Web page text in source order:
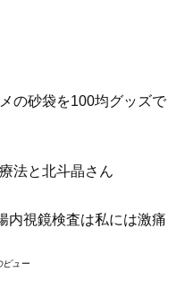
の砂袋を100均グッズで
法と北斗晶さん
内視鏡検査は私には激痛
ビュー